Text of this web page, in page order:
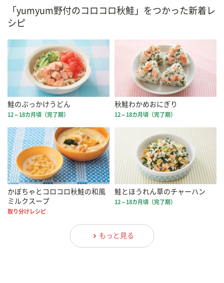
「yumyum野付のコロコロ秋鮭」をつかった新着レ
シピ
鮭のぶっかけうどん
12～18カ月頃（完了期）
秋鮭わかめおにぎり
12～18カ月頃（完了期）
かぼちゃとコロコロ秋鮭の和風
ミルクスープ
取り分けレシピ
鮭とほうれん草のチャーハン
12～18カ月頃（完了期）
もっと見る